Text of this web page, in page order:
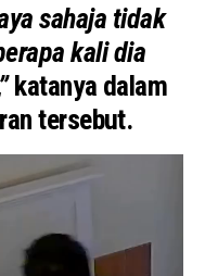
sahaja tidak
kali dia
katanya dalam
tersebut.